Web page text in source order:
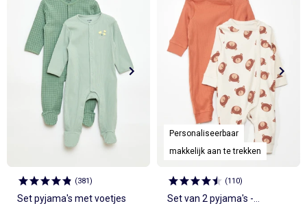
(381)
Set pyjama's met voetjes
Personaliseerbaar
makkelijk aan te trekken
(110)
Set van 2 pyjama's -